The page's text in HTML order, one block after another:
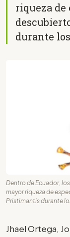
riqueza de
durante
Dentro de Ecuador,
mayor riqueza de
Pristimantis durante
Jhael Ortega,